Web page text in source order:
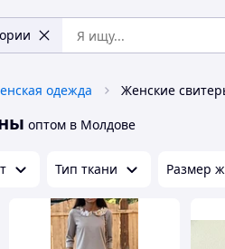
одежда
оптом в Молдове
Тип ткани Размер